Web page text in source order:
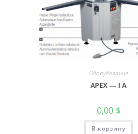
Оборудование
APEX — I A
0,00 $
В корзину